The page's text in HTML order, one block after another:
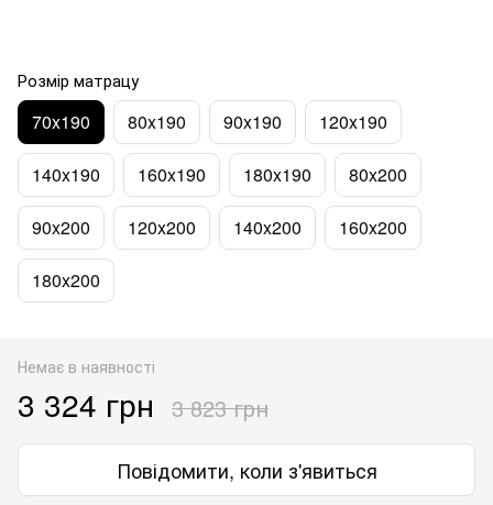
Розмір матрацу
70x190 80x190 90x190 120x190
140x190 160x190 180x190 80x200
90x200 120x200 140x200 160x200
180x200
Немає в наявності
3 324 грн 3 823 грн
Повідомити, коли з'явиться